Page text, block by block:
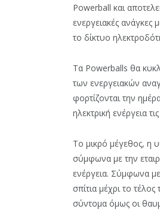
Powerball και
ενεργειακές
το δίκτυο
Τα Powerballs θα
των ενεργειακών
φορτίζονται την
ηλεκτρική ενέργεια
Το μικρό μέγεθος, η
σύμφωνα με την
ενέργεια. Σύμφωνα
σπίτια μέχρι το
σύντομα όμως οι